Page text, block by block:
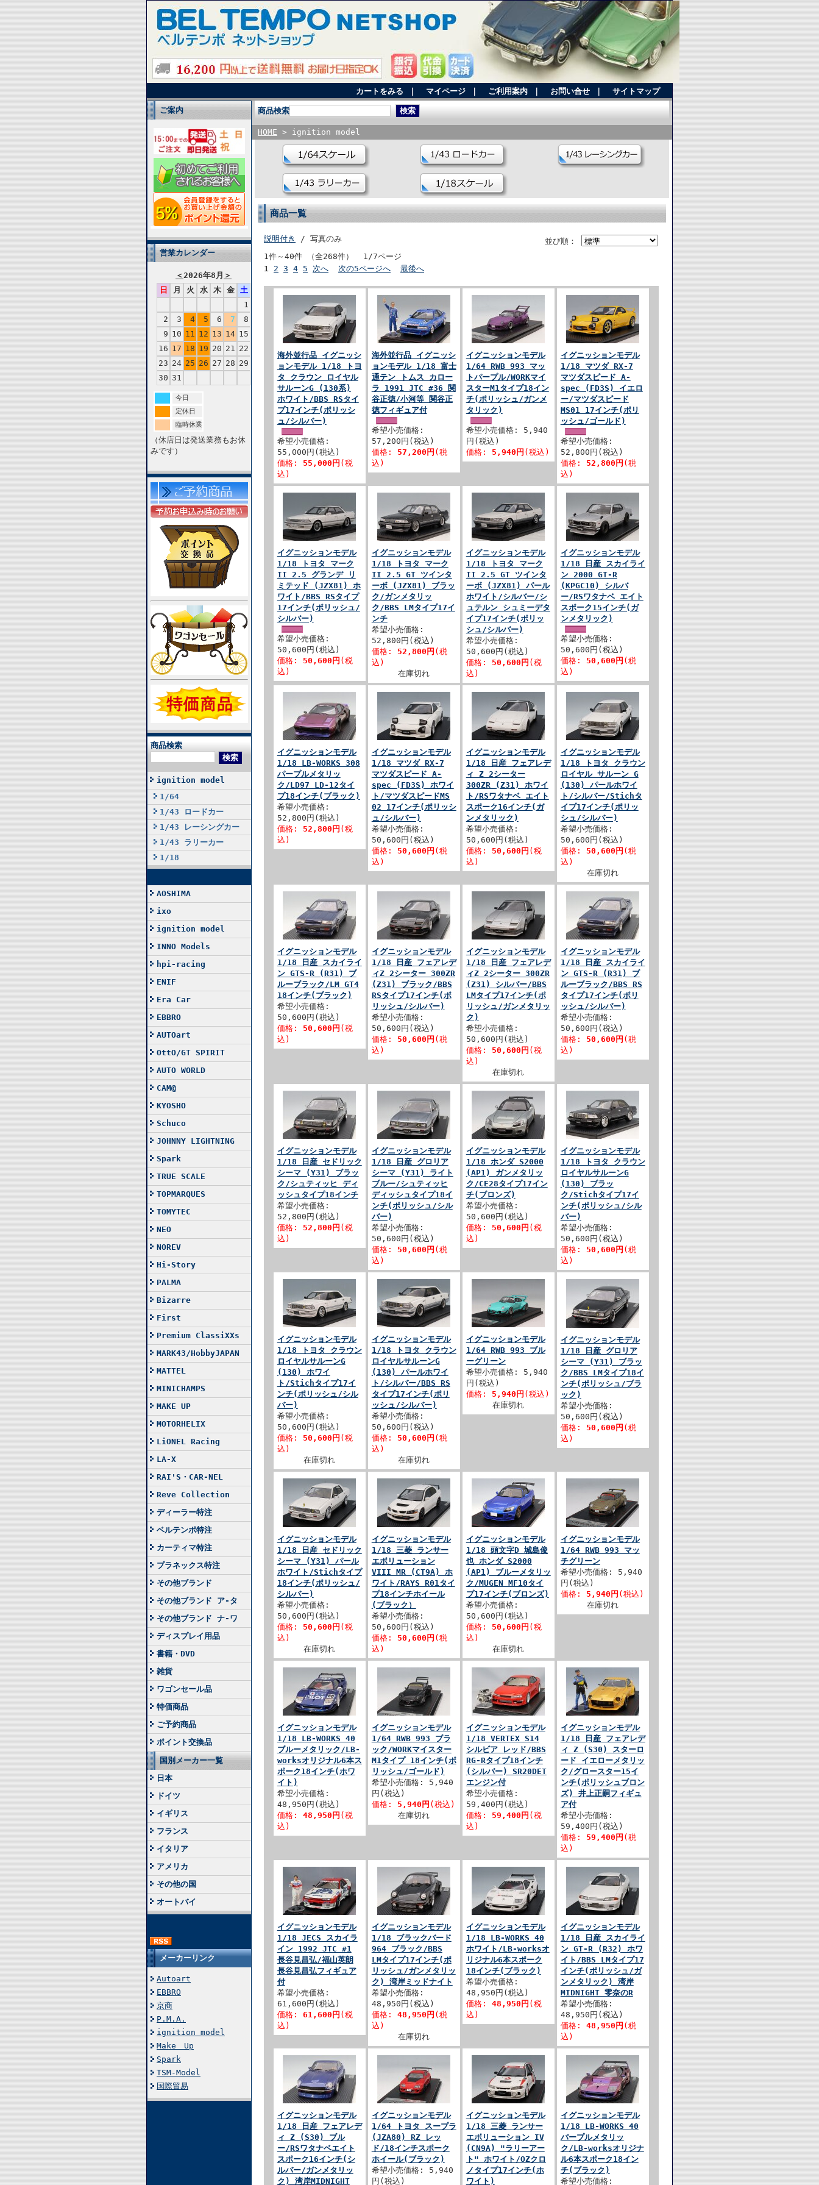
カートをみる マイページ ご利用案内 お問い合せ サイトマップ
ご案内
営業カレンダー
＜2026年8月 ＞
日
月 火 水 木 金
土
1
2
3 4 5 6 7
8
9 10 11 12 13 14 15
16 17 18 19 20 21 22
23 24 25 26 27 28 29
30 31
今日
定休日
臨時休業
（休店日は発送業務もお休
みです）
商品検索
ignition model
1/64
1/43 ロードカー
1/43 レーシングカー
1/43 ラリーカー
1/18
AOSHIMA
ixo
ignition model
INNO Models
hpi-racing
ENIF
Era Car
EBBRO
AUTOart
OttO/GT SPIRIT
AUTO WORLD
CAM@
KYOSHO
Schuco
JOHNNY LIGHTNING
Spark
TRUE SCALE
TOPMARQUES
TOMYTEC
NEO
NOREV
Hi-Story
PALMA
Bizarre
First
Premium ClassiXXs
MARK43/HobbyJAPAN
MATTEL
MINICHAMPS
MAKE UP
MOTORHELIX
LiONEL Racing
LA-X
RAI'S・CAR-NEL
Reve Collection
ディーラー特注
ベルテンポ特注
カーティマ特注
プラネックス特注
その他ブランド
その他ブランド ア-タ
その他ブランド ナ-ワ
ディスプレイ用品
書籍・DVD
雑貨
ワゴンセール品
特価商品
ご予約商品
ポイント交換品
国別メーカー一覧
日本
ドイツ
イギリス
フランス
イタリア
アメリカ
その他の国
オートバイ
メーカーリンク
Autoart
EBBRO
京商
P.M.A.
ignition model
Make Up
Spark
TSM-Model
国際貿易
商品検索
HOME > ignition model
商品一覧
並び順：
説明付き
/ 写真のみ
1件～40件 （全268件） 1/7ページ
1 2 3 4 5 次へ 次の5ページへ 最後へ
海外並行品 イグニッシ
ョンモデル 1/18 トヨ
タ クラウン ロイヤル
サルーンG (130系)
ホワイト/BBS RSタイ
プ17インチ(ポリッシ
ュ/シルバー)
希望小売価格:
55,000円(税込)
価格: 55,000円 (税
込)
海外並行品 イグニッシ
ョンモデル 1/18 富士
通テン トムス カロー
ラ 1991 JTC #36 関
谷正徳/小河等 関谷正
徳フィギュア付
希望小売価格:
57,200円(税込)
価格: 57,200円 (税
込)
イグニッションモデル
1/64 RWB 993 マッ
トパープル/WORKマイ
スターM1タイプ18イン
チ(ポリッシュ/ガンメ
タリック)
希望小売価格: 5,940
円(税込)
価格: 5,940円 (税込)
イグニッションモデル
1/18 マツダ RX-7
マツダスピード A-
spec (FD3S) イエロ
ー/マツダスピード
MS01 17インチ(ポリ
ッシュ/ゴールド)
希望小売価格:
52,800円(税込)
価格: 52,800円 (税
込)
イグニッションモデル
1/18 トヨタ マーク
II 2.5 グランデ リ
ミテッド (JZX81) ホ
ワイト/BBS RSタイプ
17インチ(ポリッシュ/
シルバー)
希望小売価格:
50,600円(税込)
価格: 50,600円 (税
込)
イグニッションモデル
1/18 トヨタ マーク
II 2.5 GT ツインタ
ーボ (JZX81) ブラッ
ク/ガンメタリッ
ク/BBS LMタイプ17イ
ンチ
希望小売価格:
52,800円(税込)
価格: 52,800円 (税
込)
在庫切れ
イグニッションモデル
1/18 トヨタ マーク
II 2.5 GT ツインタ
ーボ (JZX81) パール
ホワイト/シルバー/シ
ュテルン シュミーデタ
イプ17インチ(ポリッ
シュ/シルバー)
希望小売価格:
50,600円(税込)
価格: 50,600円 (税
込)
イグニッションモデル
1/18 日産 スカイライ
ン 2000 GT-R
(KPGC10) シルバ
ー/RSワタナベ エイト
スポーク15インチ(ガ
ンメタリック)
希望小売価格:
50,600円(税込)
価格: 50,600円 (税
込)
イグニッションモデル
1/18 LB-WORKS 308
パープルメタリッ
ク/LD97 LD-12タイ
プ18インチ(ブラック)
希望小売価格:
52,800円(税込)
価格: 52,800円 (税
込)
イグニッションモデル
1/18 マツダ RX-7
マツダスピード A-
spec (FD3S) ホワイ
ト/マツダスピードMS
02 17インチ(ポリッシ
ュ/シルバー)
希望小売価格:
50,600円(税込)
価格: 50,600円 (税
込)
イグニッションモデル
1/18 日産 フェアレデ
ィ Z 2シーター
300ZR (Z31) ホワイ
ト/RSワタナベ エイト
スポーク16インチ(ガ
ンメタリック)
希望小売価格:
50,600円(税込)
価格: 50,600円 (税
込)
イグニッションモデル
1/18 トヨタ クラウン
ロイヤル サルーン G
(130) パールホワイ
ト/シルバー/Stichタ
イプ17インチ(ポリッ
シュ/シルバー)
希望小売価格:
50,600円(税込)
価格: 50,600円 (税
込)
在庫切れ
イグニッションモデル
1/18 日産 スカイライ
ン GTS-R (R31) ブ
ルーブラック/LM GT4
18インチ(ブラック)
希望小売価格:
50,600円(税込)
価格: 50,600円 (税
込)
イグニッションモデル
1/18 日産 フェアレデ
ィZ 2シーター 300ZR
(Z31) ブラック/BBS
RSタイプ17インチ(ポ
リッシュ/シルバー)
希望小売価格:
50,600円(税込)
価格: 50,600円 (税
込)
イグニッションモデル
1/18 日産 フェアレデ
ィZ 2シーター 300ZR
(Z31) シルバー/BBS
LMタイプ17インチ(ポ
リッシュ/ガンメタリッ
ク)
希望小売価格:
50,600円(税込)
価格: 50,600円 (税
込)
在庫切れ
イグニッションモデル
1/18 日産 スカイライ
ン GTS-R (R31) ブ
ルーブラック/BBS RS
タイプ17インチ(ポリ
ッシュ/シルバー)
希望小売価格:
50,600円(税込)
価格: 50,600円 (税
込)
イグニッションモデル
1/18 日産 セドリック
シーマ (Y31) ブラッ
ク/シュティッヒ ディ
ッシュタイプ18インチ
希望小売価格:
52,800円(税込)
価格: 52,800円 (税
込)
イグニッションモデル
1/18 日産 グロリア
シーマ (Y31) ライト
ブルー/シュティッヒ
ディッシュタイプ18イ
ンチ(ポリッシュ/シル
バー)
希望小売価格:
50,600円(税込)
価格: 50,600円 (税
込)
イグニッションモデル
1/18 ホンダ S2000
(AP1) ガンメタリッ
ク/CE28タイプ17イン
チ(ブロンズ)
希望小売価格:
50,600円(税込)
価格: 50,600円 (税
込)
イグニッションモデル
1/18 トヨタ クラウン
ロイヤルサルーンG
(130) ブラッ
ク/Stichタイプ17イ
ンチ(ポリッシュ/シル
バー)
希望小売価格:
50,600円(税込)
価格: 50,600円 (税
込)
イグニッションモデル
1/18 トヨタ クラウン
ロイヤルサルーンG
(130) ホワイ
ト/Stichタイプ17イ
ンチ(ポリッシュ/シル
バー)
希望小売価格:
50,600円(税込)
価格: 50,600円 (税
込)
在庫切れ
イグニッションモデル
1/18 トヨタ クラウン
ロイヤルサルーンG
(130) パールホワイ
ト/シルバー/BBS RS
タイプ17インチ(ポリ
ッシュ/シルバー)
希望小売価格:
50,600円(税込)
価格: 50,600円 (税
込)
在庫切れ
イグニッションモデル
1/64 RWB 993 ブル
ーグリーン
希望小売価格: 5,940
円(税込)
価格: 5,940円 (税込)
在庫切れ
イグニッションモデル
1/18 日産 グロリア
シーマ (Y31) ブラッ
ク/BBS LMタイプ18イ
ンチ(ポリッシュ/ブラ
ック)
希望小売価格:
50,600円(税込)
価格: 50,600円 (税
込)
イグニッションモデル
1/18 日産 セドリック
シーマ (Y31) パール
ホワイト/Stichタイプ
18インチ(ポリッシュ/
シルバー)
希望小売価格:
50,600円(税込)
価格: 50,600円 (税
込)
在庫切れ
イグニッションモデル
1/18 三菱 ランサー
エボリューション
VIII MR (CT9A) ホ
ワイト/RAYS R01タイ
プ18インチホイール
(ブラック）
希望小売価格:
50,600円(税込)
価格: 50,600円 (税
込)
イグニッションモデル
1/18 頭文字D 城島俊
也 ホンダ S2000
(AP1) ブルーメタリッ
ク/MUGEN MF10タイ
プ17インチ(ブロンズ)
希望小売価格:
50,600円(税込)
価格: 50,600円 (税
込)
在庫切れ
イグニッションモデル
1/64 RWB 993 マッ
チグリーン
希望小売価格: 5,940
円(税込)
価格: 5,940円 (税込)
在庫切れ
イグニッションモデル
1/18 LB-WORKS 40
ブルーメタリック/LB-
worksオリジナル6本ス
ポーク18インチ(ホワ
イト)
希望小売価格:
48,950円(税込)
価格: 48,950円 (税
込)
イグニッションモデル
1/64 RWB 993 ブラ
ック/WORKマイスター
M1タイプ 18インチ(ポ
リッシュ/ゴールド)
希望小売価格: 5,940
円(税込)
価格: 5,940円 (税込)
在庫切れ
イグニッションモデル
1/18 VERTEX S14
シルビア レッド/BBS
RG-Rタイプ18インチ
(シルバー) SR20DET
エンジン付
希望小売価格:
59,400円(税込)
価格: 59,400円 (税
込)
イグニッションモデル
1/18 日産 フェアレデ
ィ Z (S30) スターロ
ード イエローメタリッ
ク/グロースター15イ
ンチ(ポリッシュブロン
ズ) 井上正嗣フィギュ
ア付
希望小売価格:
59,400円(税込)
価格: 59,400円 (税
込)
イグニッションモデル
1/18 JECS スカイラ
イン 1992 JTC #1
長谷見昌弘/福山英朗
長谷見昌弘フィギュア
付
希望小売価格:
61,600円(税込)
価格: 61,600円 (税
込)
イグニッションモデル
1/18 ブラックバード
964 ブラック/BBS
LMタイプ17インチ(ポ
リッシュ/ガンメタリッ
ク) 湾岸ミッドナイト
希望小売価格:
48,950円(税込)
価格: 48,950円 (税
込)
在庫切れ
イグニッションモデル
1/18 LB-WORKS 40
ホワイト/LB-worksオ
リジナル6本スポーク
18インチ(ブラック)
希望小売価格:
48,950円(税込)
価格: 48,950円 (税
込)
イグニッションモデル
1/18 日産 スカイライ
ン GT-R (R32) ホワ
イト/BBS LMタイプ17
インチ(ポリッシュ/ガ
ンメタリック) 湾岸
MIDNIGHT 零奈のR
希望小売価格:
48,950円(税込)
価格: 48,950円 (税
込)
イグニッションモデル
1/18 日産 フェアレデ
ィ Z (S30) ブル
ー/RSワタナベエイト
スポーク16インチ(シ
ルバー/ガンメタリッ
ク) 湾岸MIDNIGHT
イグニッションモデル
1/64 トヨタ スープラ
(JZA80) RZ レッ
ド/18インチスポーク
ホイール(ブラック)
希望小売価格: 5,940
円(税込)
イグニッションモデル
1/18 三菱 ランサー
エボリューション IV
(CN9A) "ラリーアー
ト" ホワイト/OZクロ
ノタイプ17インチ(ホ
ワイト)
イグニッションモデル
1/18 LB-WORKS 40
パープルメタリッ
ク/LB-worksオリジナ
ル6本スポーク18イン
チ(ブラック)
希望小売価格: